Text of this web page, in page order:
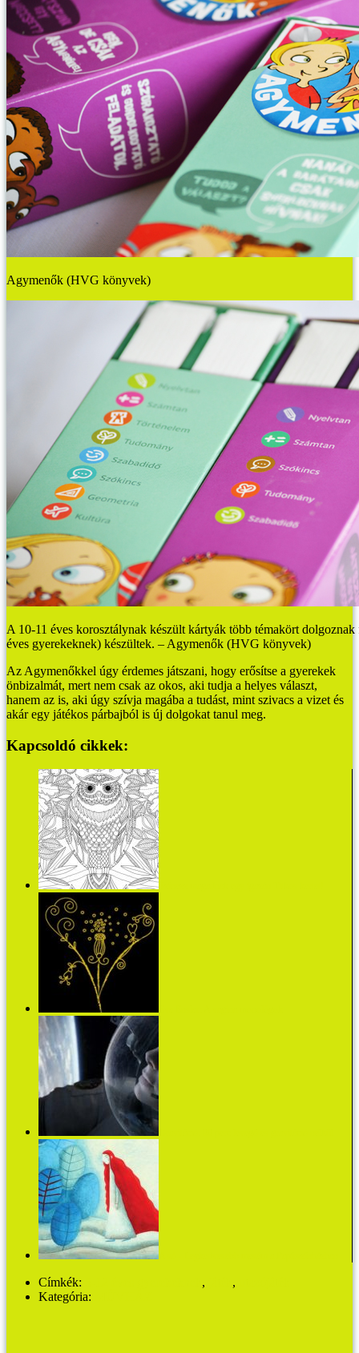
Agymenők (HVG könyvek)
A 10-11 éves korosztálynak készült kártyák több témakört
éves gyerekeknek) készültek. – Agymenők (HVG könyvek)
Az Agymenőkkel úgy érdemes játszani, hogy erősítse a gyerekek
önbizalmát, mert nem csak az okos, aki tudja a helyes választ,
hanem az is, aki úgy szívja magába a tudást, mint szivacs a vizet és
akár egy játékos párbajból is új dolgokat tanul meg.
Kapcsoldó cikkek:
Címkék: , ,
Kategória: